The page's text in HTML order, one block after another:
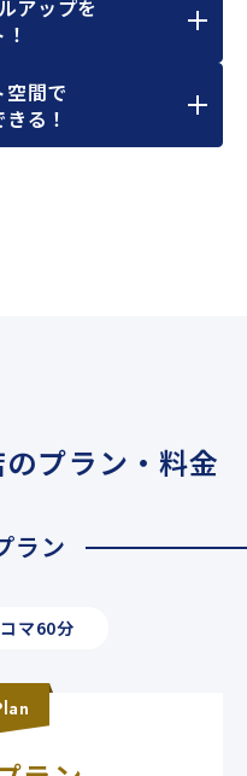
アップを
空間で
る！
プラン・料金
ラン
マ60分